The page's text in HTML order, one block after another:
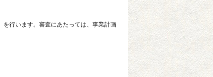
行います。審査にあたっては、事業計画